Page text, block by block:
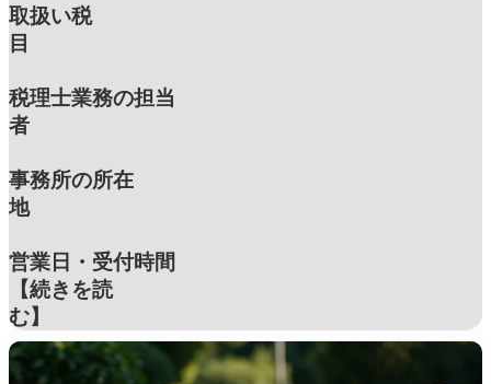
取扱い税
目
税理士業務の担当
者
事務所の所在
地
営業日・受付時間
【続きを読
む】